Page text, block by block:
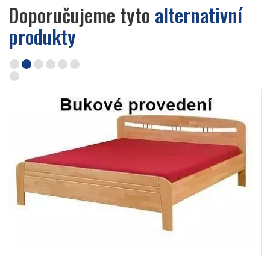
Doporučujeme tyto alternativní
produkty